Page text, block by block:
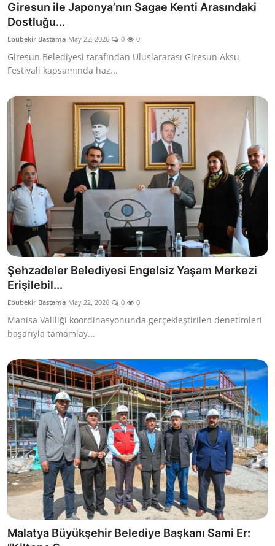
Giresun ile Japonya’nın Sagae Kenti Arasındaki
Dostluğu...
Ebubekir Bastama May 22, 2026 0 0
Giresun Belediyesi tarafından Uluslararası Giresun Aksu
Festivali kapsamında haz...
Şehzadeler Belediyesi Engelsiz Yaşam Merkezi
Erişilebil...
Ebubekir Bastama May 22, 2026 0 0
Manisa Valiliği koordinasyonunda gerçekleştirilen denetimleri
başarıyla tamamlay...
Malatya Büyükşehir Belediye Başkanı Sami Er: